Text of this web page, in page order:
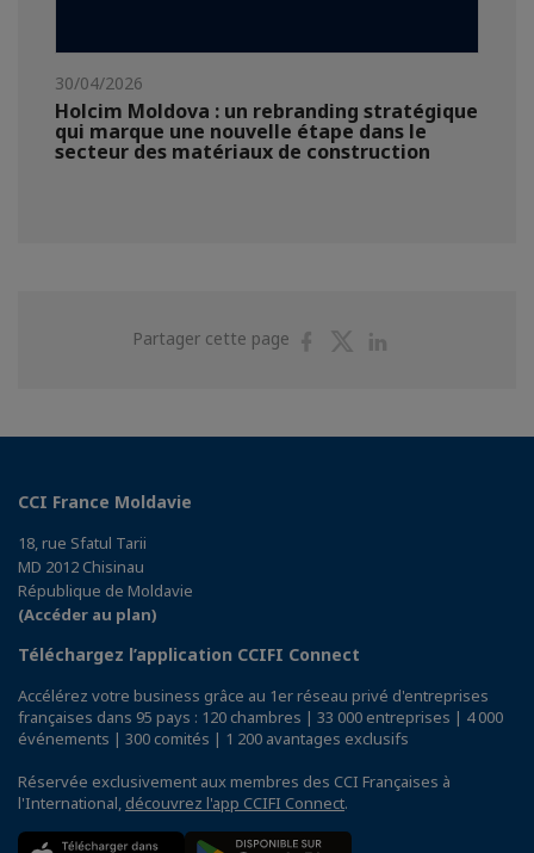
30/04/2026
Holcim Moldova : un rebranding stratégique
qui marque une nouvelle étape dans le
secteur des matériaux de construction
Partager cette page
PartagerPartager
CCI France Moldavie
18, rue Sfatul Tarii
MD 2012 Chisinau
République de Moldavie
(Accéder au plan)
Téléchargez l’application CCIFI Connect
Accélérez votre business grâce au 1er réseau privé d'entreprises
françaises dans 95 pays : 120 chambres | 33 000 entreprises | 4 000
événements | 300 comités | 1 200 avantages exclusifs
Réservée exclusivement aux membres des CCI Françaises à
l'International, découvrez l'app CCIFI Connect.